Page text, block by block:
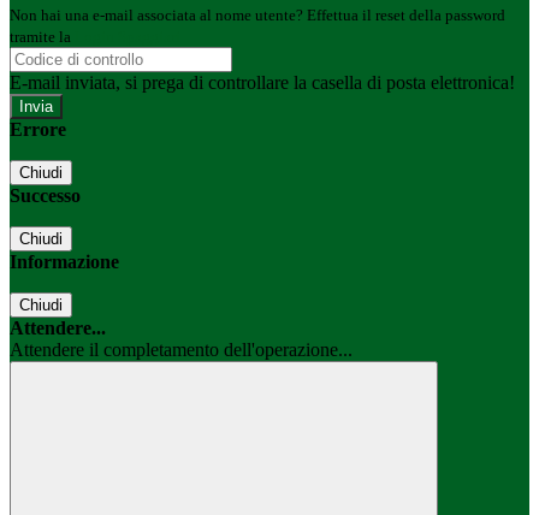
Non hai una e-mail associata al nome utente? Effettua il reset della password
tramite la
E-mail inviata, si prega di controllare la casella di posta elettronica!
Errore
Chiudi
Successo
Chiudi
Informazione
Chiudi
Attendere...
Attendere il completamento dell'operazione...